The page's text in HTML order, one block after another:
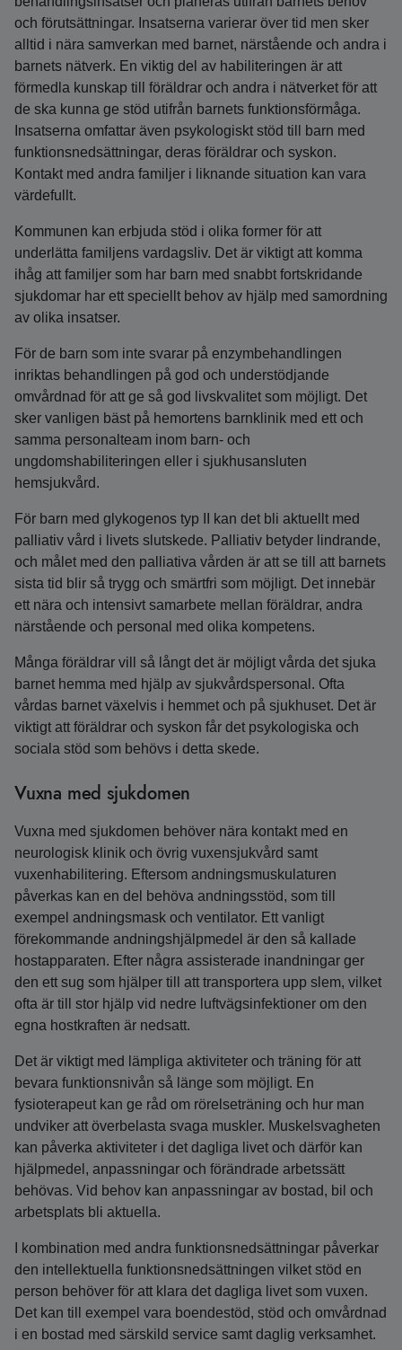
och förutsättningar. Insatserna varierar över tid men sker
alltid i nära samverkan med barnet, närstående och andra i
barnets nätverk. En viktig del av habiliteringen är att
förmedla kunskap till föräldrar och andra i nätverket för att
de ska kunna ge stöd utifrån barnets funktionsförmåga.
Insatserna omfattar även psykologiskt stöd till barn med
funktionsnedsättningar, deras föräldrar och syskon.
Kontakt med andra familjer i liknande situation kan vara
värdefullt.
Kommunen kan erbjuda stöd i olika former för att
underlätta familjens vardagsliv. Det är viktigt att komma
ihåg att familjer som har barn med snabbt fortskridande
sjukdomar har ett speciellt behov av hjälp med samordning
av olika insatser.
För de barn som inte svarar på enzymbehandlingen
inriktas behandlingen på god och understödjande
omvårdnad för att ge så god livskvalitet som möjligt. Det
sker vanligen bäst på hemortens barnklinik med ett och
samma personalteam inom barn- och
ungdomshabiliteringen eller i sjukhusansluten
hemsjukvård.
För barn med glykogenos typ II kan det bli aktuellt med
palliativ vård i livets slutskede. Palliativ betyder lindrande,
och målet med den palliativa vården är att se till att barnets
sista tid blir så trygg och smärtfri som möjligt. Det innebär
ett nära och intensivt samarbete mellan föräldrar, andra
närstående och personal med olika kompetens.
Många föräldrar vill så långt det är möjligt vårda det sjuka
barnet hemma med hjälp av sjukvårdspersonal. Ofta
vårdas barnet växelvis i hemmet och på sjukhuset. Det är
viktigt att föräldrar och syskon får det psykologiska och
sociala stöd som behövs i detta skede.
Vuxna med sjukdomen
Vuxna med sjukdomen behöver nära kontakt med en
neurologisk klinik och övrig vuxensjukvård samt
vuxenhabilitering. Eftersom andningsmuskulaturen
påverkas kan en del behöva andningsstöd, som till
exempel andningsmask och ventilator. Ett vanligt
förekommande andningshjälpmedel är den så kallade
hostapparaten. Efter några assisterade inandningar ger
den ett sug som hjälper till att transportera upp slem, vilket
ofta är till stor hjälp vid nedre luftvägsinfektioner om den
egna hostkraften är nedsatt.
Det är viktigt med lämpliga aktiviteter och träning för att
bevara funktionsnivån så länge som möjligt. En
fysioterapeut kan ge råd om rörelseträning och hur man
undviker att överbelasta svaga muskler. Muskelsvagheten
kan påverka aktiviteter i det dagliga livet och därför kan
hjälpmedel, anpassningar och förändrade arbetssätt
behövas. Vid behov kan anpassningar av bostad, bil och
arbetsplats bli aktuella.
I kombination med andra funktionsnedsättningar påverkar
den intellektuella funktionsnedsättningen vilket stöd en
person behöver för att klara det dagliga livet som vuxen.
Det kan till exempel vara boendestöd, stöd och omvårdnad
i en bostad med särskild service samt daglig verksamhet.